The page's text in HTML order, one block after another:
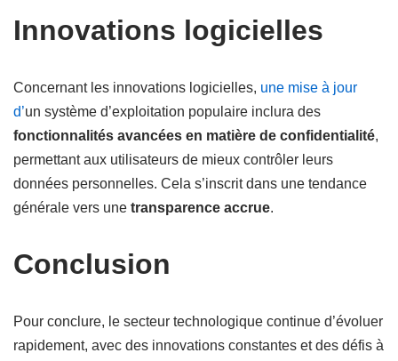
Innovations logicielles
Concernant les innovations logicielles, une mise à jour
d’un système d’exploitation populaire inclura des
fonctionnalités avancées en matière de confidentialité,
permettant aux utilisateurs de mieux contrôler leurs
données personnelles. Cela s’inscrit dans une tendance
générale vers une transparence accrue.
Conclusion
Pour conclure, le secteur technologique continue d’évoluer
rapidement, avec des innovations constantes et des défis à